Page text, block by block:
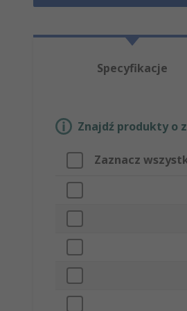
Specyfikacje
Znajdź produkty o
Zaznacz